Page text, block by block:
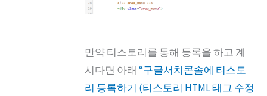
만약 티스토리를 통해 등록을 하고 계
시다면 아래 “구글서치콘솔에 티스토
리 등록하기 (티스토리 HTML 태그 수정